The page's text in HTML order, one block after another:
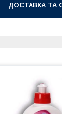
ДОСТАВКА ТА